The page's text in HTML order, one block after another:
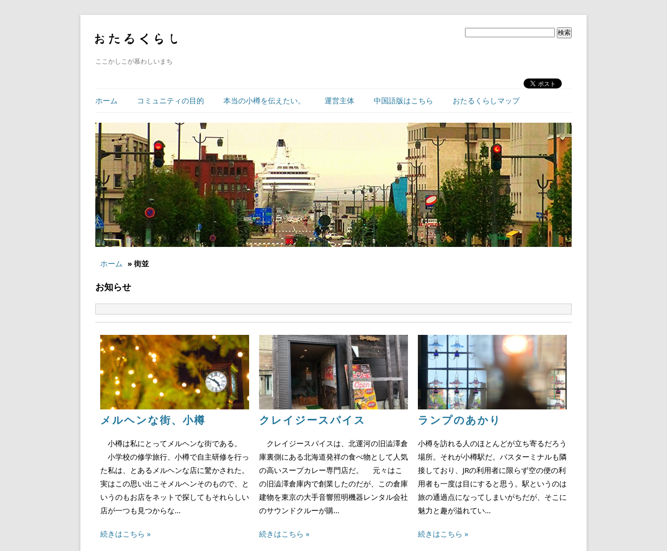
ここかしこが慕わしいまち
ホーム コミュニティの目的 本当の小樽を伝えたい。 運営主体 中国語版はこちら おたるくらしマップ
ホーム » 街並
お知らせ
メルヘンな街、小樽
小樽は私にとってメルヘンな街である。
小学校の修学旅行、小樽で自主研修を行っ
た私は、とあるメルヘンな店に驚かされた。
実はこの思い出こそメルヘンそのもので、と
いうのもお店をネットで探してもそれらしい
店が一つも見つからな…
続きはこちら »
クレイジースパイス
クレイジースパイスは、北運河の旧澁澤倉
庫裏側にある北海道発祥の食べ物として人気
の高いスープカレー専門店だ。 元々はこ
の旧澁澤倉庫内で創業したのだが、この倉庫
建物を東京の大手音響照明機器レンタル会社
のサウンドクルーが購…
続きはこちら »
ランプのあかり
小樽を訪れる人のほとんどが立ち寄るだろう
場所。それが小樽駅だ。バスターミナルも隣
接しており、JRの利用者に限らず空の便の利
用者も一度は目にすると思う。駅というのは
旅の通過点になってしまいがちだが、そこに
魅力と趣が溢れてい…
続きはこちら »